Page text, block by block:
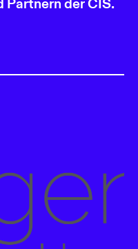
Partnern der CIS.